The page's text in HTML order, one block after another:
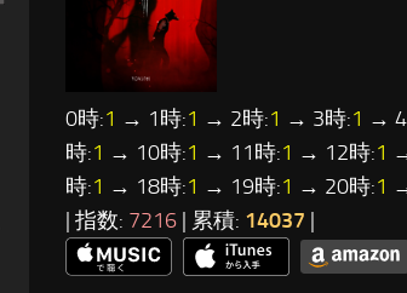
0時:1 → 1時:1 → 2時:1 → 3時:1 →
時:1 → 10時:1 → 11時:1 → 12時:1
時:1 → 18時:1 → 19時:1 → 20時:1
| 指数: 7216 | 累積: 14037 |